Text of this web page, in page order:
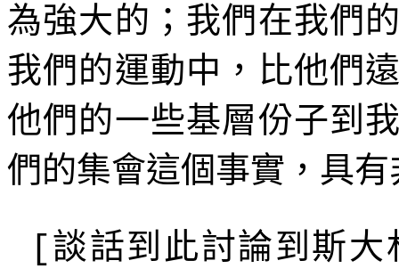
為強大的；我們在我們
我們的運動中，比他們
他們的一些基層份子到
們的集會這個事實，具
[談話到此討論到斯